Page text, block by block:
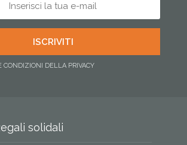
CONDIZIONI DELLA PRIVACY
solidali